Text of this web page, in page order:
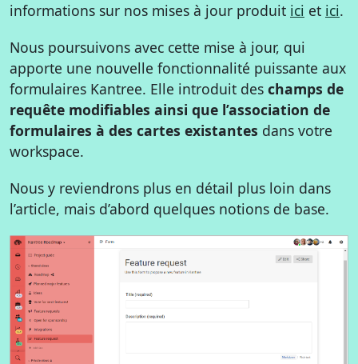
informations sur nos mises à jour produit ici et ici.
Nous poursuivons avec cette mise à jour, qui
apporte une nouvelle fonctionnalité puissante aux
formulaires Kantree. Elle introduit des champs de
requête modifiables ainsi que l’association de
formulaires à des cartes existantes dans votre
workspace.
Nous y reviendrons plus en détail plus loin dans
l’article, mais d’abord quelques notions de base.